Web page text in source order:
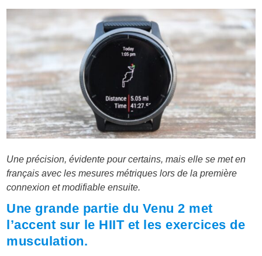
Une précision, évidente pour certains, mais elle se met en
français avec les mesures métriques lors de la première
connexion et modifiable ensuite.
Une grande partie du Venu 2 met
l’accent sur le HIIT et les exercices de
musculation.